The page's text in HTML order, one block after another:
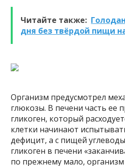
Читайте также:
дня без твёрдой пищи
Организм предусмотрел
глюкозы. В печени часть ее
гликоген, который
клетки начинают
дефицит, а с пищей
гликоген в печени
по прежнему мало,